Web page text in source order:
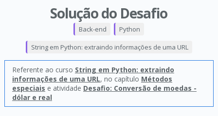
Solução do Desafio
Back-end Python
String em Python: extraindo informações de uma URL
Referente ao curso String em Python: extraindo
informações de uma URL, no capítulo Métodos
especiais e atividade Desafio: Conversão de moedas -
dólar e real